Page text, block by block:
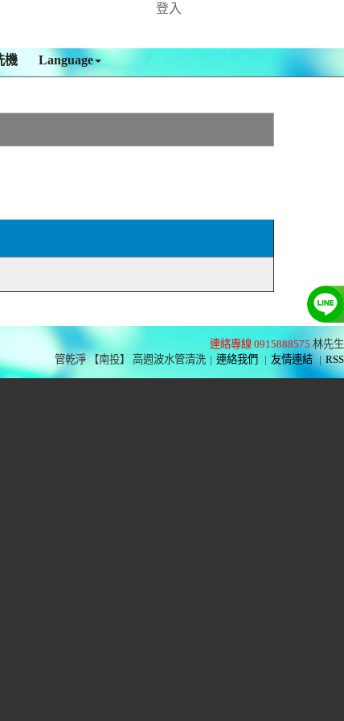
登入
機 Language
連絡專線 0915888575 林先生
管乾淨 【南投】 高週波水管清洗 | 連絡我們 | 友情連結 | RSS